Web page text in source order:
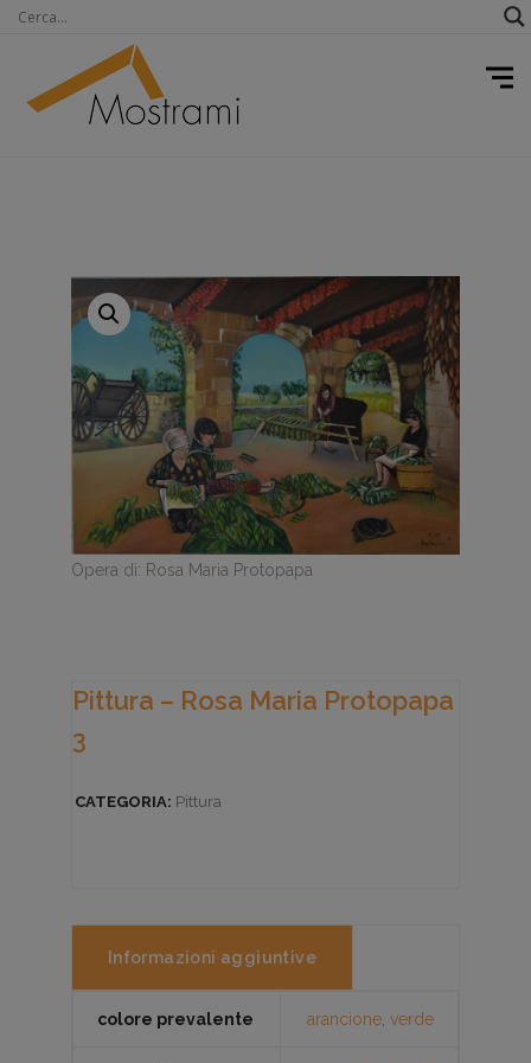
Opera di: Rosa Maria Protopapa
Pittura – Rosa Maria Protopapa
3
CATEGORIA: Pittura
Informazioni aggiuntive
colore prevalente arancione, verde